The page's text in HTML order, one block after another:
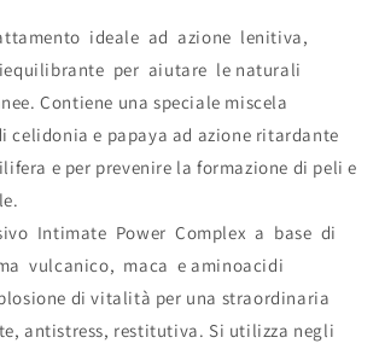
E
INTIME
ideale ad azione lenitiva,
per aiutare le naturali
Contiene una speciale miscela
celidonia e papaya ad azione ritardante
e per prevenire la formazione di peli e
Intimate Power Complex a base di
vulcanico, maca e aminoacidi
di vitalità per una straordinaria
antistress, restitutiva. Si utilizza negli